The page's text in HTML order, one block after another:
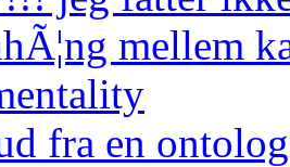
mellem
fra en